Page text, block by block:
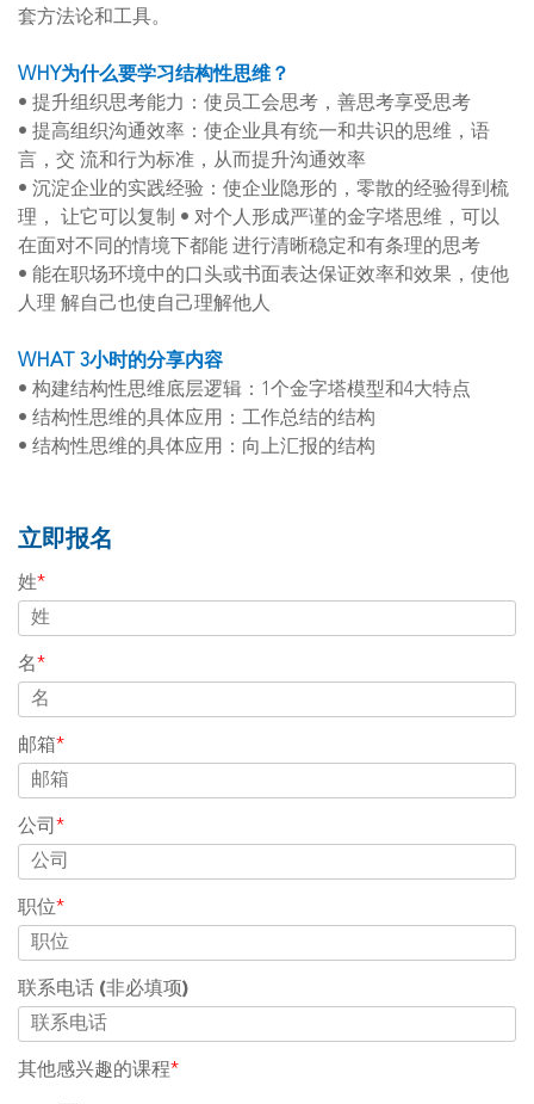
套方法论和工具。
WHY为什么要学习结构性思维？
• 提升组织思考能力：使员工会思考，善思考享受思考
• 提高组织沟通效率：使企业具有统一和共识的思维，语
言，交 流和行为标准，从而提升沟通效率
• 沉淀企业的实践经验：使企业隐形的，零散的经验得到梳
理， 让它可以复制 • 对个人形成严谨的金字塔思维，可以
在面对不同的情境下都能 进行清晰稳定和有条理的思考
• 能在职场环境中的口头或书面表达保证效率和效果，使他
人理 解自己也使自己理解他人
WHAT 3小时的分享内容
• 构建结构性思维底层逻辑：1个金字塔模型和4大特点
• 结构性思维的具体应用：工作总结的结构
• 结构性思维的具体应用：向上汇报的结构
立即报名
姓*
名*
邮箱*
公司 *
职位*
联系电话 (非必填项)
其他感兴趣的课程*